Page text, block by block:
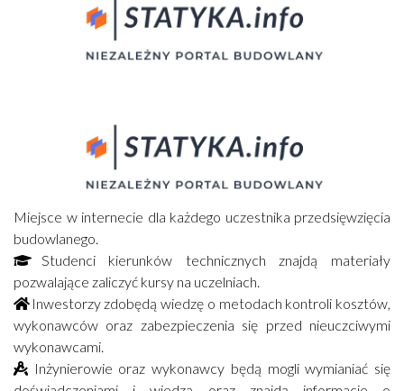
Miejsce w internecie dla każdego uczestnika przedsięwzięcia
budowlanego.
Studenci kierunków technicznych znajdą materiały
pozwalające zaliczyć kursy na uczelniach.
Inwestorzy zdobędą wiedzę o metodach kontroli kosztów,
wykonawców oraz zabezpieczenia się przed nieuczciwymi
wykonawcami.
Inżynierowie oraz wykonawcy będą mogli wymianiać się